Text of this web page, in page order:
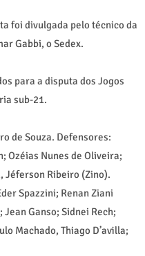
foi divulgada pelo técnico da
Gabbi, o Sedex.
para a disputa dos Jogos
sub-21.
de Souza. Defensores:
Ozéias Nunes de Oliveira;
Jéferson Ribeiro (Zino).
Spazzini; Renan Ziani
Ganso; Sidnei Rech;
Machado, Thiago D’avilla;